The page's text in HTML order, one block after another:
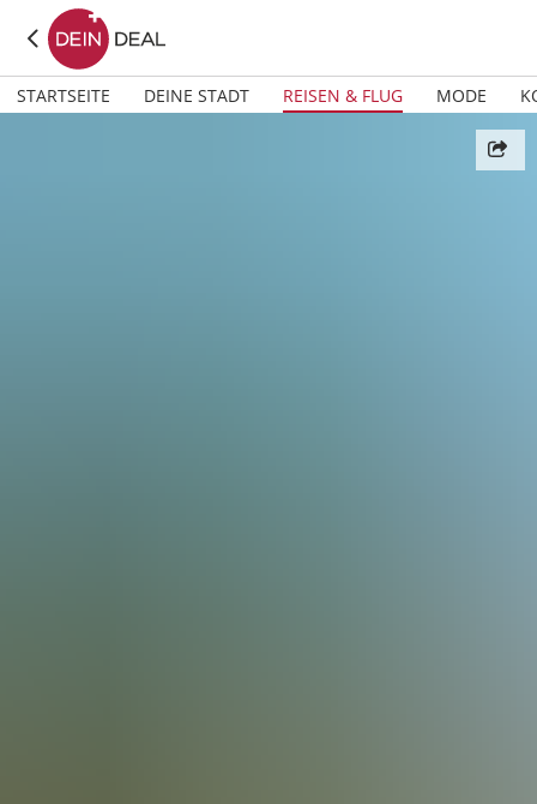
STARTSEITE DEINE STADT REISEN & FLUG MODE